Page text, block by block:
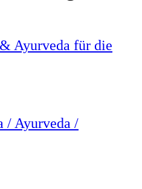
Ayurveda für die
/ Ayurveda /